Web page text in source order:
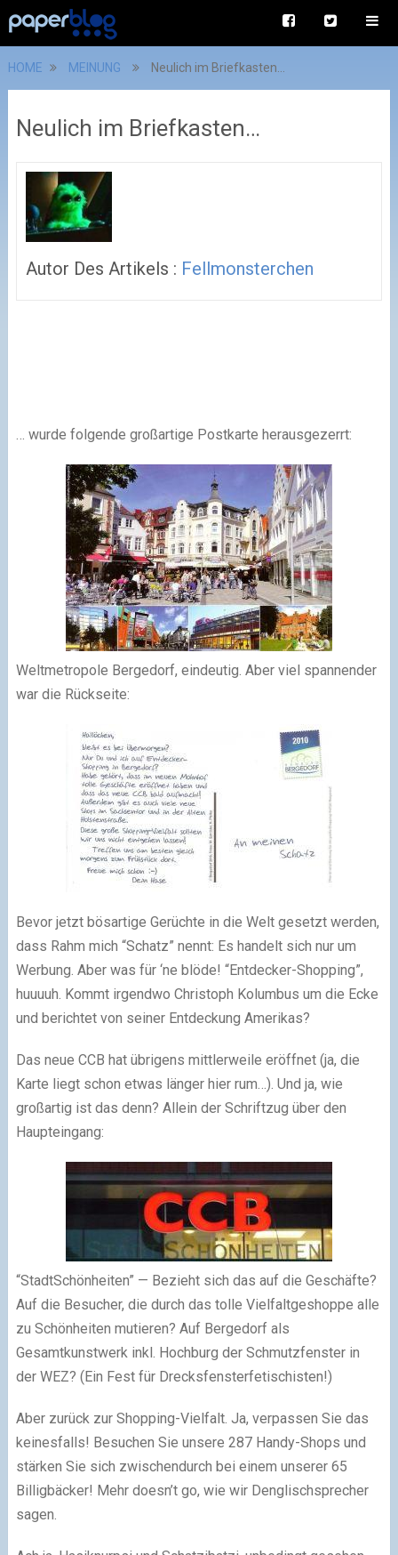
HOME MEINUNG Neulich im Briefkasten…
Neulich im Briefkasten…
Autor Des Artikels : Fellmonsterchen
… wurde folgende großartige Postkarte herausgezerrt:
Weltmetropole Bergedorf, eindeutig. Aber viel spannender
war die Rückseite:
Bevor jetzt bösartige Gerüchte in die Welt gesetzt werden,
dass Rahm mich “Schatz” nennt: Es handelt sich nur um
Werbung. Aber was für ‘ne blöde! “Entdecker-Shopping”,
huuuuh. Kommt irgendwo Christoph Kolumbus um die Ecke
und berichtet von seiner Entdeckung Amerikas?
Das neue CCB hat übrigens mittlerweile eröffnet (ja, die
Karte liegt schon etwas länger hier rum…). Und ja, wie
großartig ist das denn? Allein der Schriftzug über den
Haupteingang:
“StadtSchönheiten” — Bezieht sich das auf die Geschäfte?
Auf die Besucher, die durch das tolle Vielfaltgeshoppe alle
zu Schönheiten mutieren? Auf Bergedorf als
Gesamtkunstwerk inkl. Hochburg der Schmutzfenster in
der WEZ? (Ein Fest für Drecksfensterfetischisten!)
Aber zurück zur Shopping-Vielfalt. Ja, verpassen Sie das
keinesfalls! Besuchen Sie unsere 287 Handy-Shops und
stärken Sie sich zwischendurch bei einem unserer 65
Billigbäcker! Mehr doesn’t go, wie wir Denglischsprecher
sagen.